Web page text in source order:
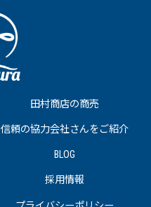
田村商店の商売
信頼の協力会社さんをご紹介
BLOG
採用情報